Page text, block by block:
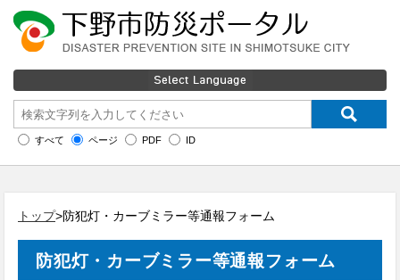
すべて ページ PDF ID
トップ>防犯灯・カーブミラー等通報フォーム
防犯灯・カーブミラー等通報フォーム